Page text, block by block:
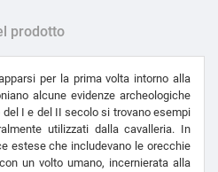
prodotto
per la prima volta intorno alla
alcune evidenze archeologiche
I e del II secolo si trovano esempi
utilizzati dalla cavalleria. In
estese che includevano le orecchie
un volto umano, incernierata alla